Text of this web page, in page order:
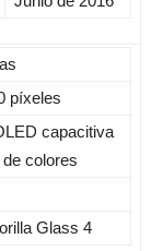
píxeles
capacitiva
colores
Glass 4